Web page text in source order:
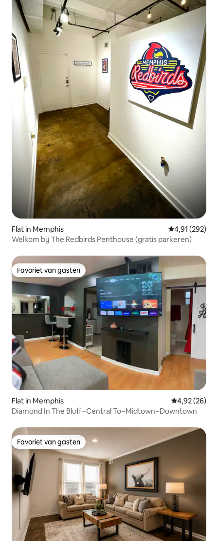
Flat in Memphis Gemiddelde
4,91 (292)
Welkom bij The Redbirds Penthouse (gratis parkeren)
Favoriet van gasten
Favoriet van gasten
Flat in Memphis Gemiddelde
4,92 (26)
Diamond In The Bluff~Central To~Midtown~Downtown
Favoriet van gasten
Favoriet van gasten